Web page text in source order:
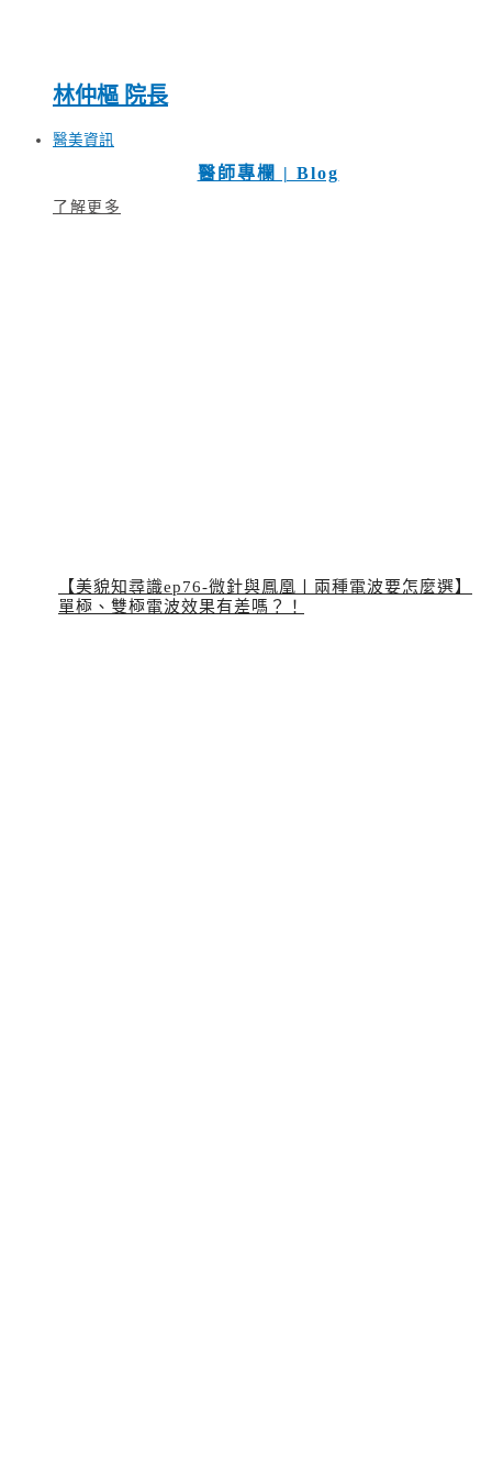
林仲樞 院長
醫美資訊
醫師專欄 | Blog
了解更多
【美貌知尋識ep76-微針與鳳凰〡兩種電波要怎麼選】
單極、雙極電波效果有差嗎？！